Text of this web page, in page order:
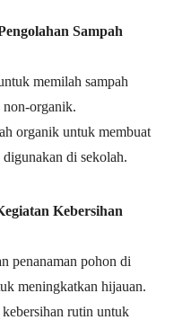
Sampah
memilah sampah
organik.
organik untuk membuat
di sekolah.
Kebersihan
penanaman pohon di
meningkatkan hijauan.
rutin untuk